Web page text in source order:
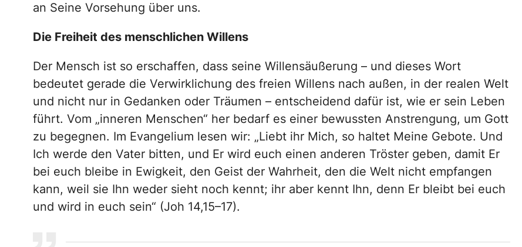
an Seine Vorsehung über uns.
Die Freiheit des menschlichen Willens
Der Mensch ist so erschaffen, dass seine Willensäußerung – und dieses Wort
bedeutet gerade die Verwirklichung des freien Willens nach außen, in der realen Welt
und nicht nur in Gedanken oder Träumen – entscheidend dafür ist, wie er sein Leben
führt. Vom „inneren Menschen“ her bedarf es einer bewussten Anstrengung, um Gott
zu begegnen. Im Evangelium lesen wir: „Liebt ihr Mich, so haltet Meine Gebote. Und
Ich werde den Vater bitten, und Er wird euch einen anderen Tröster geben, damit Er
bei euch bleibe in Ewigkeit, den Geist der Wahrheit, den die Welt nicht empfangen
kann, weil sie Ihn weder sieht noch kennt; ihr aber kennt Ihn, denn Er bleibt bei euch
und wird in euch sein“ (Joh 14,15–17).